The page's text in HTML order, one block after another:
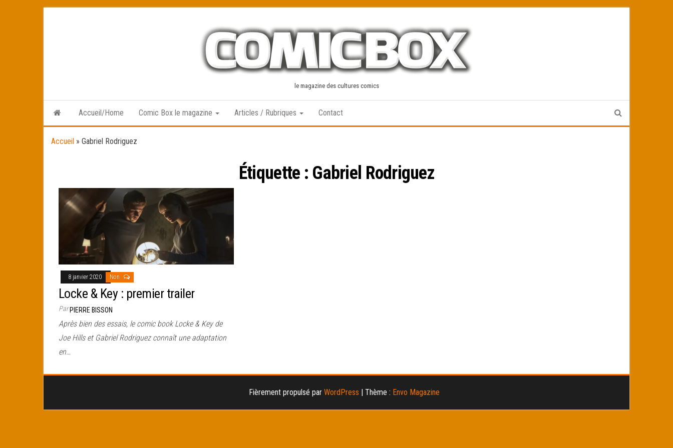
le magazine des cultures comics
Accueil/Home Comic Box le magazine Articles / Rubriques Contact
Accueil » Gabriel Rodriguez
Étiquette : Gabriel Rodriguez
8 janvier 2020 Non
Locke & Key : premier trailer
ParPIERRE BISSON
Après bien des essais, le comic book Locke & Key de
Joe Hills et Gabriel Rodriguez connaît une adaptation
en…
Fièrement propulsé par WordPress | Thème : Envo Magazine